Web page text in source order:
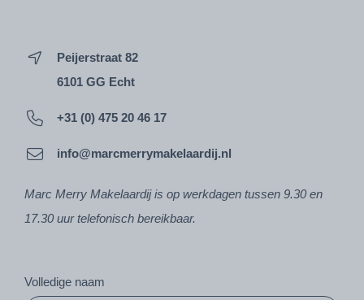
Peijerstraat 82
6101 GG Echt
+31 (0) 475 20 46 17
info@marcmerrymakelaardij.nl
Marc Merry Makelaardij is op werkdagen tussen 9.30 en
17.30 uur telefonisch bereikbaar.
Volledige naam